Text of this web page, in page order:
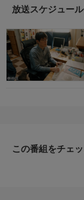
放送スケジュー
この番組をチェ